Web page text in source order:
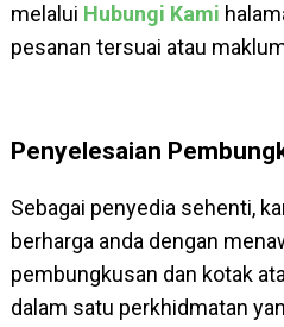
melalui Hubungi Kami
pesanan tersuai atau
Penyelesaian
Sebagai penyedia sehenti,
berharga anda dengan
pembungkusan dan kotak
dalam satu perkhidmatan